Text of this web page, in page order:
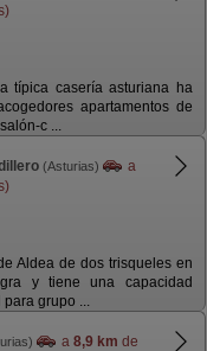
típica casería asturiana ha
apartamentos de
c ...
(Asturias)
a
Aldea de dos trisqueles en
y tiene una capacidad
grupo ...
a 8,9 km de